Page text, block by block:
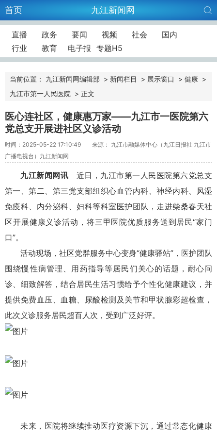
首页 九江新闻网
直播 政务 要闻 视频 社会
国内
行业
教育 电子报 专题H5
当前位置： 九江新闻网编辑部 > 新闻栏目 > 展示窗口 > 健康 >
九江市第一人民医院 > 正文
医心连社区，健康惠万家——九江市一医院第六
党总支开展进社区义诊活动
时间：2025-05-22 17:10:49
来源： 九江市融媒体中心（九江日报社 九江市
广播电视台）九江新闻网
九江新闻网讯 近日，九江市第一人民医院第六党总支
第一、第二、第三党支部组织心血管内科、神经内科、风湿
免疫科、内分泌科、妇科等科室医护团队，走进柴桑春天社
区开展健康义诊活动，将三甲医院优质服务送到居民“家门
口”。
活动现场，社区党群服务中心变身“健康驿站”，医护团队
围绕慢性病管理、用药指导等居民们关心的话题，耐心问
诊、细致解答，结合居民生活习惯给予个性化健康建议，并
提供免费血压、血糖、尿酸检测及关节和甲状腺彩超检查，
此次义诊服务居民超百人次，受到广泛好评。
未来，医院将继续推动医疗资源下沉，通过常态化健康